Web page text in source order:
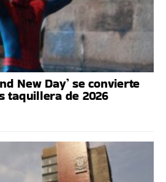
New Day’ se convierte
taquillera de 2026